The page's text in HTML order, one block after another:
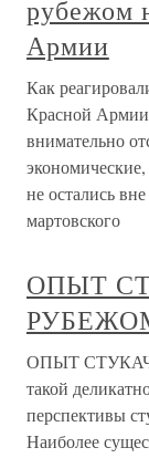
рубежом
Армии
Как
Красной Армии
внимательно
не остались
мартовского
ОПЫТ
ОПЫТ
такой
перспективы
Наиболее